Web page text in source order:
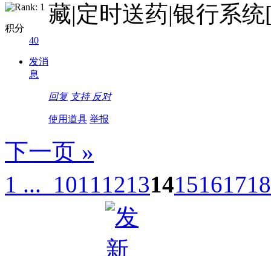
积分
40
发消
息
藏|定时送药|银行系
回复 支持 反对
使用道具 举报
下一页 »
1 ... 101112131415161718